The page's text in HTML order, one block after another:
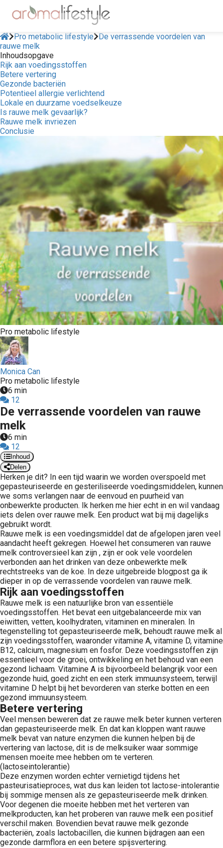
Pro metabolic lifestyle
De verrassende voordelen van
rauwe melk
Inhoudsopgave
Rijk aan voedingsstoffen
Betere vertering
Gezonde bacteriën
Potentieel allergie verlichtend
Lokale en duurzame voedselkeuze
Is rauwe melk gevaarlijk?
Rauwe melk invriezen
Conclusie
Pro metabolic lifestyle
Monica Can
Pro metabolic lifestyle
6 min
12
De verrassende voordelen van rauwe
melk
6 min
12
Inhoud
Delen
Herken je dit? In een tijd waarin we worden overspoeld met
gepasteuriseerde en gesteriliseerde voedingsmiddelen, kunnen
we soms verlangen naar de eenvoud en puurheid van
onbewerkte producten. Ik herken me hier echt in en wil vandaag
iets delen over rauwe melk. Een product wat bij mij dagelijks
gebruikt wordt.
Rauwe melk is een voedingsmiddel dat de afgelopen jaren veel
aandacht heeft gekregen. Hoewel het consumeren van rauwe
melk controversieel kan zijn , zijn er ook vele voordelen
verbonden aan het drinken van deze onbewerkte melk
rechtstreeks van de koe. In deze uitgebreide blogpost ga ik
dieper in op de verrassende voordelen van rauwe melk.
Rijk aan voedingsstoffen
Rauwe melk is een natuurlijke bron van essentiële
voedingsstoffen. Het bevat een uitgebalanceerde mix van
eiwitten, vetten, koolhydraten, vitaminen en mineralen. In
tegenstelling tot gepasteuriseerde melk, behoudt rauwe melk al
zijn voedingsstoffen, waaronder vitamine A, vitamine D, vitamine
B12, calcium, magnesium en fosfor. Deze voedingsstoffen zijn
essentieel voor de groei, ontwikkeling en het behoud van een
gezond lichaam. Vitamine A is bijvoorbeeld belangrijk voor een
gezonde huid, goed zicht en een sterk immuunsysteem, terwijl
vitamine D helpt bij het bevorderen van sterke botten en een
gezond immuunsysteem.
Betere vertering
Veel mensen beweren dat ze rauwe melk beter kunnen verteren
dan gepasteuriseerde melk. En dat kan kloppen want rauwe
melk bevat van nature enzymen die kunnen helpen bij de
vertering van lactose, dit is de melksuiker waar sommige
mensen moeite mee hebben om te verteren.
(lactoseintolerantie)
Deze enzymen worden echter vernietigd tijdens het
pasteurisatieproces, wat dus kan leiden tot lactose-intolerantie
bij sommige mensen als ze gepasteuriseerde melk drinken.
Voor degenen die moeite hebben met het verteren van
melkproducten, kan het proberen van rauwe melk een positief
verschil maken. Bovendien bevat rauwe melk gezonde
bacteriën, zoals lactobacillen, die kunnen bijdragen aan een
gezonde darmflora en een betere spijsvertering.